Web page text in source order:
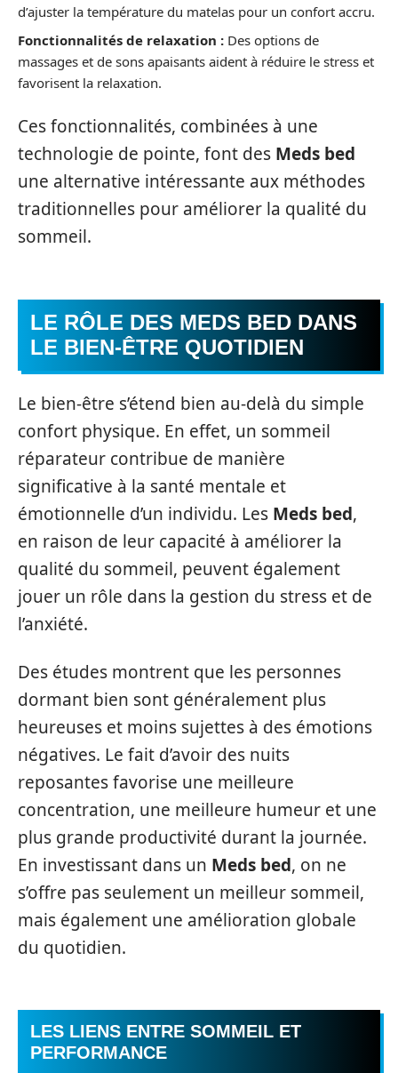
d’ajuster la température du matelas pour un confort accru.
Fonctionnalités de relaxation : Des options de
massages et de sons apaisants aident à réduire le stress et
favorisent la relaxation.
Ces fonctionnalités, combinées à une
technologie de pointe, font des Meds bed
une alternative intéressante aux méthodes
traditionnelles pour améliorer la qualité du
sommeil.
LE RÔLE DES MEDS BED DANS
LE BIEN-ÊTRE QUOTIDIEN
Le bien-être s’étend bien au-delà du simple
confort physique. En effet, un sommeil
réparateur contribue de manière
significative à la santé mentale et
émotionnelle d’un individu. Les Meds bed,
en raison de leur capacité à améliorer la
qualité du sommeil, peuvent également
jouer un rôle dans la gestion du stress et de
l’anxiété.
Des études montrent que les personnes
dormant bien sont généralement plus
heureuses et moins sujettes à des émotions
négatives. Le fait d’avoir des nuits
reposantes favorise une meilleure
concentration, une meilleure humeur et une
plus grande productivité durant la journée.
En investissant dans un Meds bed, on ne
s’offre pas seulement un meilleur sommeil,
mais également une amélioration globale
du quotidien.
LES LIENS ENTRE SOMMEIL ET
PERFORMANCE